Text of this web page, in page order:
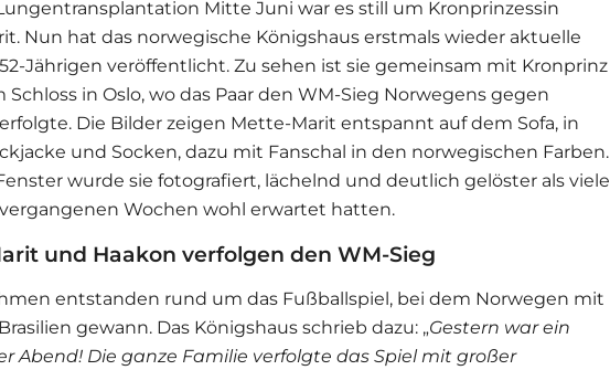
Mitte Juni war es still um Kronprinzessin
Nun hat das norwegische Königshaus erstmals wieder aktuelle
Jährigen veröffentlicht. Zu sehen ist sie gemeinsam mit Kronprinz
Schloss in Oslo, wo das Paar den WM-Sieg Norwegens gegen
Die Bilder zeigen Mette-Marit entspannt auf dem Sofa, in
und Socken, dazu mit Fanschal in den norwegischen Farben.
wurde sie fotografiert, lächelnd und deutlich gelöster als viele
Wochen wohl erwartet hatten.
und Haakon verfolgen den WM-Sieg
entstanden rund um das Fußballspiel, bei dem Norwegen mit
gewann. Das Königshaus schrieb dazu: „Gestern war ein
Abend! Die ganze Familie verfolgte das Spiel mit großer